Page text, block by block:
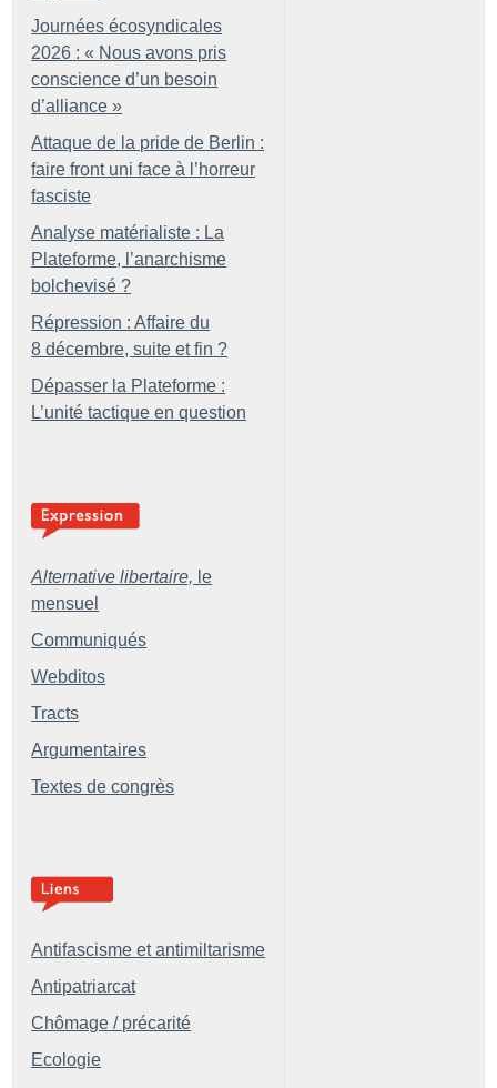
Journées écosyndicales
2026 : « Nous avons pris
conscience d’un besoin
d’alliance »
Attaque de la pride de Berlin :
faire front uni face à l’horreur
fasciste
Analyse matérialiste : La
Plateforme, l’anarchisme
bolchevisé ?
Répression : Affaire du
8 décembre, suite et fin ?
Dépasser la Plateforme :
L’unité tactique en question
Alternative libertaire, le
mensuel
Communiqués
Webditos
Tracts
Argumentaires
Textes de congrès
Antifascisme et antimiltarisme
Antipatriarcat
Chômage / précarité
Ecologie